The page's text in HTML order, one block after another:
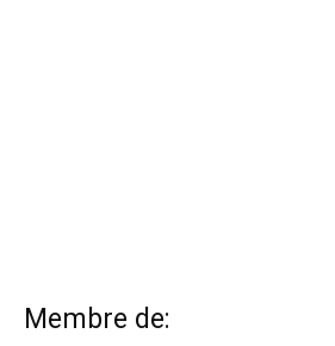
Membre de: